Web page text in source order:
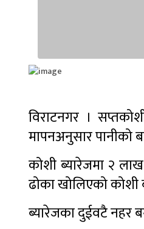
विराटनगर ।
मापनअनुसार पानीको
कोशी ब्यारेजमा २
ढोका खोलिएको
ब्यारेजका दुईवटै नहर